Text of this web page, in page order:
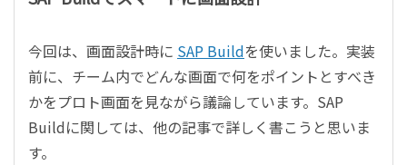
今回は、画面設計時に SAP Buildを使いました。実装
前に、チーム内でどんな画面で何をポイントとすべき
かをプロト画面を見ながら議論しています。SAP
Buildに関しては、他の記事で詳しく書こうと思いま
す。